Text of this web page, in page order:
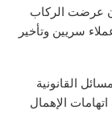
عرضت الركاب
سريين وتأخير
القانونية
الإهمال